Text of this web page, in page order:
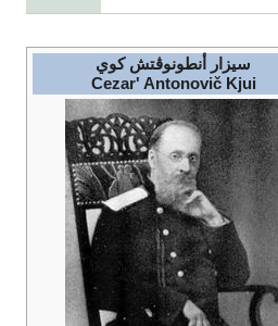
سيزار أنطونوڤتش كوي
Cezar' Antonovič Kjui